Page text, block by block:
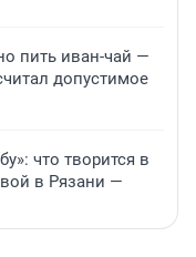
пить иван-чай —
допустимое
что творится в
в Рязани —